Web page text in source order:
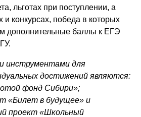
льготах при поступлении, а
и конкурсах, победа в которых
дополнительные баллы к ЕГЭ
инструментами для
достижений являются:
фонд Сибири»;
«Билет в будущее» и
проект «Школьный